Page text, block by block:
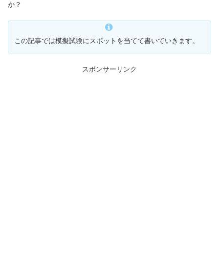
か？
この記事では模擬試験にスポットを当てて書いていきます。
スポンサーリンク